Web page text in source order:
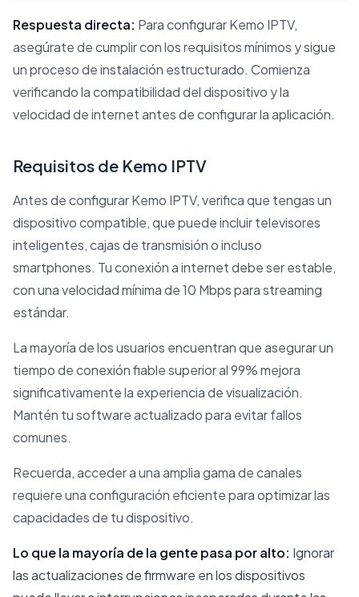
Respuesta directa: Para configurar Kemo IPTV,
asegúrate de cumplir con los requisitos mínimos y sigue
un proceso de instalación estructurado. Comienza
verificando la compatibilidad del dispositivo y la
velocidad de internet antes de configurar la aplicación.
Requisitos de Kemo IPTV
Antes de configurar Kemo IPTV, verifica que tengas un
dispositivo compatible, que puede incluir televisores
inteligentes, cajas de transmisión o incluso
smartphones. Tu conexión a internet debe ser estable,
con una velocidad mínima de 10 Mbps para streaming
estándar.
La mayoría de los usuarios encuentran que asegurar un
tiempo de conexión fiable superior al 99% mejora
significativamente la experiencia de visualización.
Mantén tu software actualizado para evitar fallos
comunes.
Recuerda, acceder a una amplia gama de canales
requiere una configuración eficiente para optimizar las
capacidades de tu dispositivo.
Lo que la mayoría de la gente pasa por alto: Ignorar
las actualizaciones de firmware en los dispositivos